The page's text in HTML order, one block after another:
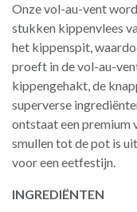
Onze vol-au-vent
stukken kippenvlees
het kippenspit,
proeft in de vol-au-
kippengehakt, de
superverse
ontstaat een premium
smullen tot de pot is
voor een eetfestijn.
INGREDIËNTEN